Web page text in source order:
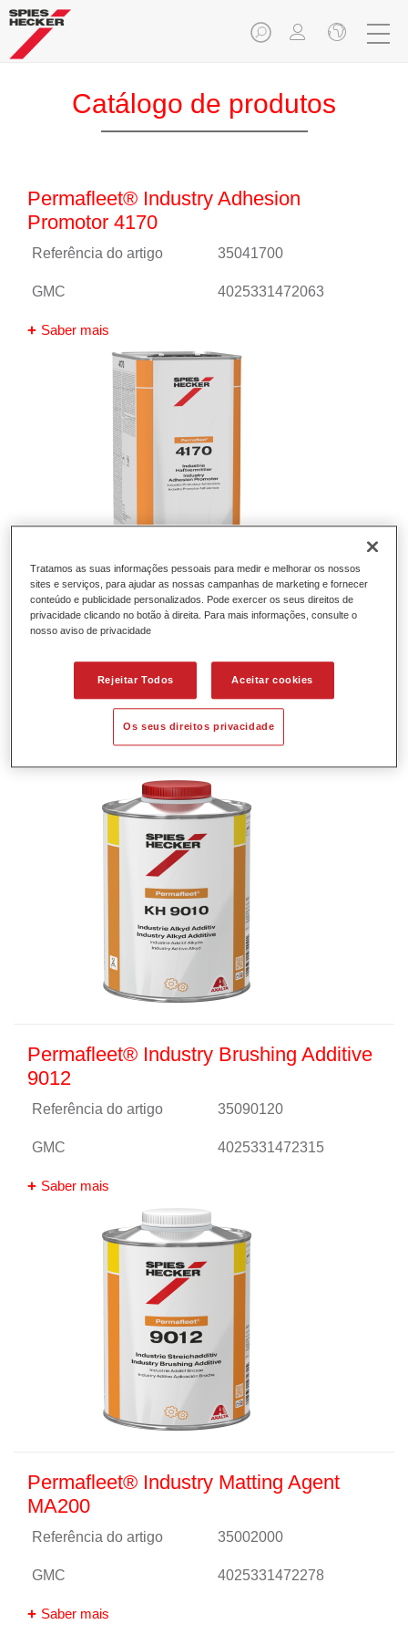
Catálogo de produtos
Permafleet® Industry Adhesion
Promotor 4170
Referência do artigo 35041700
GMC 4025331472063
Saber mais
Permafleet® Industry Alkyd Additiv
Referência do artigo 35090100
4025331472001
Permafleet® Industry Brushing Additive
9012
Referência do artigo 35090120
GMC 4025331472315
Saber mais
Permafleet® Industry Matting Agent
MA200
Referência do artigo 35002000
GMC 4025331472278
Saber mais
Tratamos as suas informações pessoais para medir e melhorar os nossos
sites e serviços, para ajudar as nossas campanhas de marketing e fornecer
conteúdo e publicidade personalizados. Pode exercer os seus direitos de
privacidade clicando no botão à direita. Para mais informações, consulte o
nosso aviso de privacidade
Rejeitar Todos Aceitar cookies
Os seus direitos privacidade